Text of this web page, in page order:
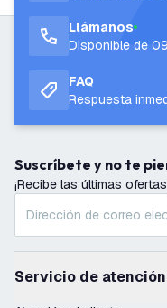
Llámanos
Disponible de
FAQ
Respuesta
Suscríbete y no te
¡Recibe las últimas
Servicio de